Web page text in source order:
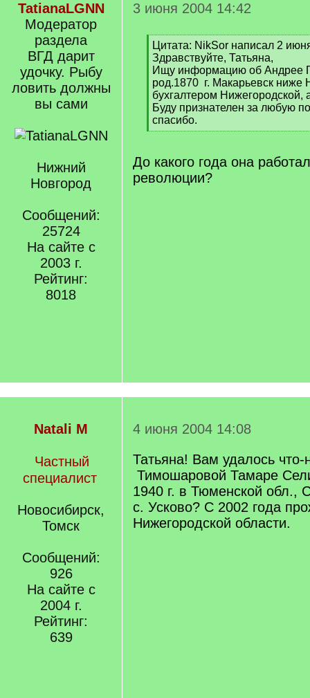
TatianaLGNN
Модератор
раздела
ВГД дарит
удочку. Рыбу
ловить должны
вы сами
Нижний
Новгород
Сообщений:
25724
На сайте с
2003 г.
Рейтинг:
8018
3 июня 2004 14:42
[
q
]
Цитата: NikSor написал 2
Здравствуйте, Татьяна,
Ищу информацию об Андрее
род.1870 г. Макарьевск ниже
бухгалтером Нижегородской,
Буду признателен за любую
спасибо.
[
q
До какого года она
революции?
Natali M
Частный
специалист
Новосибирск,
Томск
Сообщений:
926
На сайте с
2004 г.
Рейтинг:
639
4 июня 2004 14:08
Татьяна! Вам удалось что-
Тимошаровой Тамаре
1940 г. в Тюменской обл.,
с. Усково? С 2002 года
Нижегородской области.